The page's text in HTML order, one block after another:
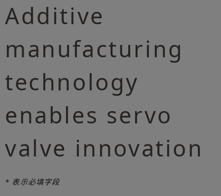
Additive
manufacturing
technology
enables servo
valve innovation
* 表示必填字段